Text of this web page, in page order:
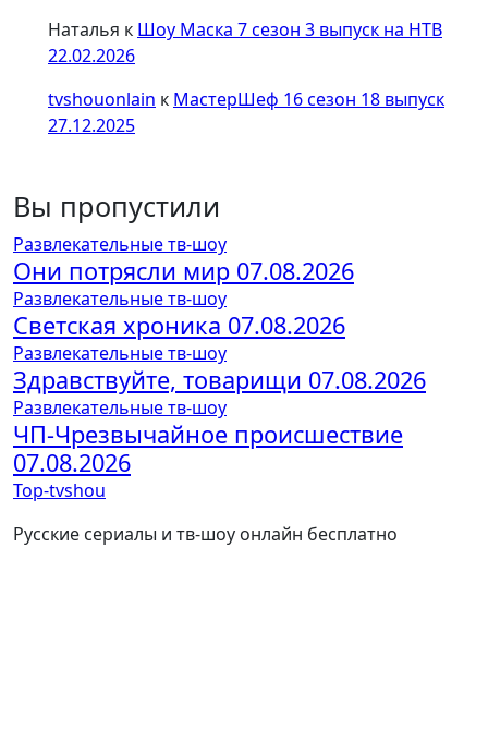
Наталья к Шоу Маска 7 сезон 3 выпуск на НТВ
22.02.2026
tvshouonlain к МастерШеф 16 сезон 18 выпуск
27.12.2025
Вы пропустили
Развлекательные тв-шоу
Они потрясли мир 07.08.2026
Развлекательные тв-шоу
Светская хроника 07.08.2026
Развлекательные тв-шоу
Здравствуйте, товарищи 07.08.2026
Развлекательные тв-шоу
ЧП-Чрезвычайное происшествие
07.08.2026
Top-tvshou
Русские сериалы и тв-шоу онлайн бесплатно